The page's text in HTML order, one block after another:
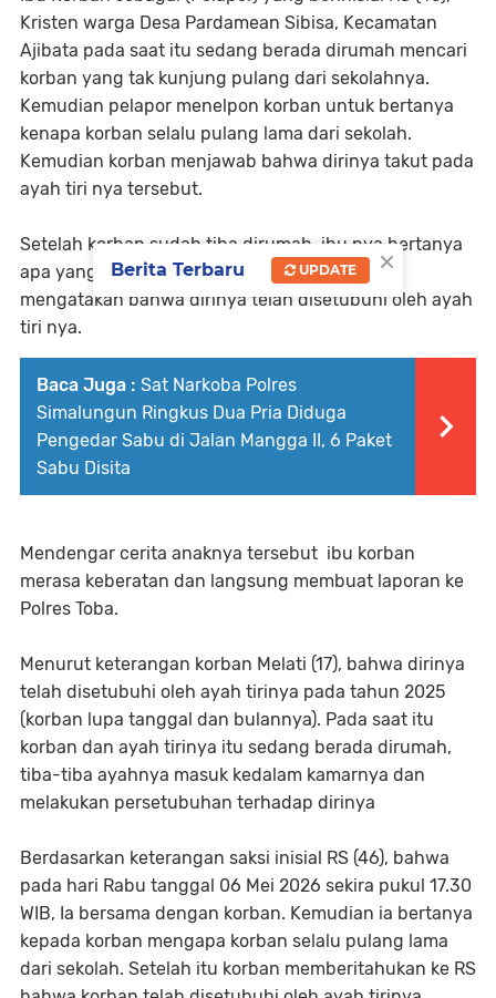
Kristen warga Desa Pardamean Sibisa, Kecamatan
Ajibata pada saat itu sedang berada dirumah mencari
korban yang tak kunjung pulang dari sekolahnya.
Kemudian pelapor menelpon korban untuk bertanya
kenapa korban selalu pulang lama dari sekolah.
Kemudian korban menjawab bahwa dirinya takut pada
ayah tiri nya tersebut.
Setelah korban sudah tiba dirumah, ibu nya bertanya
apa yang telah terjadi nak,dan si korban pun
mengatakan bahwa dirinya telah disetubuhi oleh ayah
tiri nya.
Baca Juga : Sat Narkoba Polres
Simalungun Ringkus Dua Pria Diduga
Pengedar Sabu di Jalan Mangga II, 6 Paket
Sabu Disita
Mendengar cerita anaknya tersebut ibu korban
merasa keberatan dan langsung membuat laporan ke
Polres Toba.
Menurut keterangan korban Melati (17), bahwa dirinya
telah disetubuhi oleh ayah tirinya pada tahun 2025
(korban lupa tanggal dan bulannya). Pada saat itu
korban dan ayah tirinya itu sedang berada dirumah,
tiba-tiba ayahnya masuk kedalam kamarnya dan
melakukan persetubuhan terhadap dirinya
Berdasarkan keterangan saksi inisial RS (46), bahwa
pada hari Rabu tanggal 06 Mei 2026 sekira pukul 17.30
WIB, Ia bersama dengan korban. Kemudian ia bertanya
kepada korban mengapa korban selalu pulang lama
dari sekolah. Setelah itu korban memberitahukan ke RS
×
Berita Terbaru UPDATE